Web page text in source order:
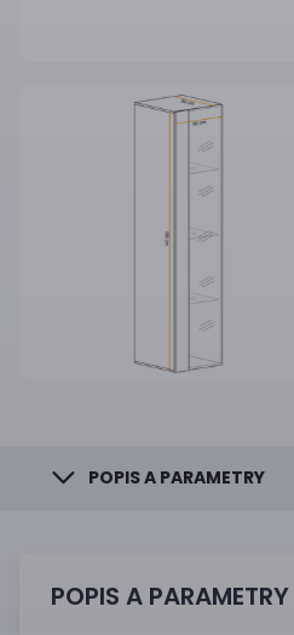
POPIS A PARAMETRY
POPIS A PARAMETRY